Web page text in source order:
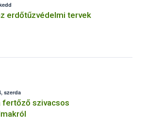
erdőtűzvédelmi tervek
szerda
fertőző szivacsos